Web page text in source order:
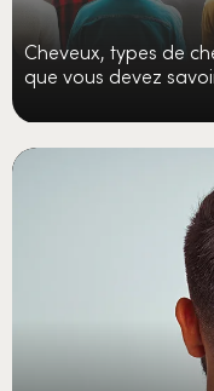
Cheveux, types de
que vous devez